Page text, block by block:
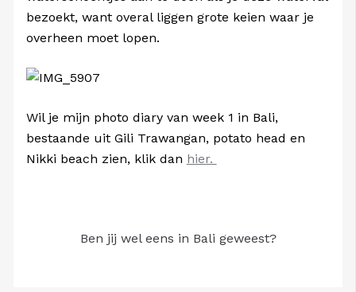
bezoekt, want overal liggen grote keien waar je
overheen moet lopen.
Wil je mijn photo diary van week 1 in Bali,
bestaande uit Gili Trawangan, potato head en
Nikki beach zien, klik dan hier.
Ben jij wel eens in Bali geweest?